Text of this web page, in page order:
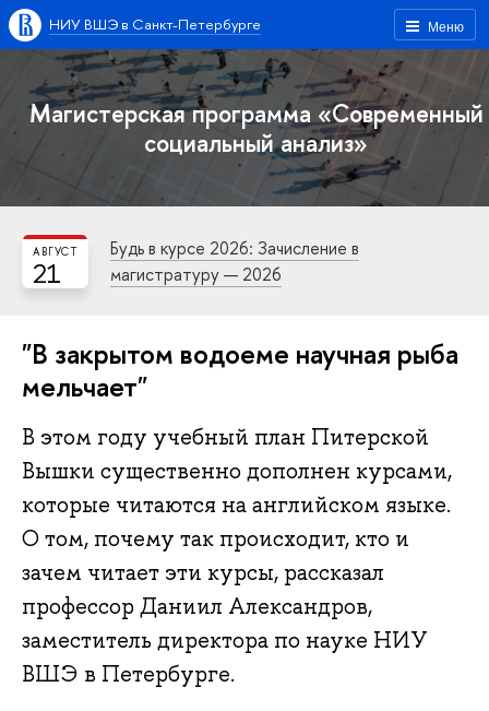
Меню
НИУ ВШЭ в Санкт-Петербурге
Магистерская программа «Современный
социальный анализ»
21
АВГУСТ
Будь в курсе 2026: Зачисление в
магистратуру — 2026
"В закрытом водоеме научная рыба
мельчает"
В этом году учебный план Питерской
Вышки существенно дополнен курсами,
которые читаются на английском языке.
О том, почему так происходит, кто и
зачем читает эти курсы, рассказал
профессор Даниил Александров,
заместитель директора по науке НИУ
ВШЭ в Петербурге.